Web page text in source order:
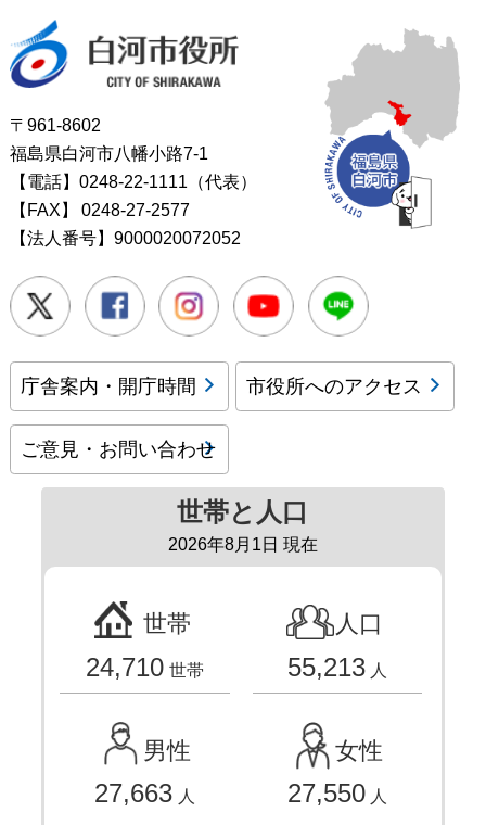
〒961-8602
福島県白河市八幡小路7-1
【電話】0248-22-1111（代表）
【FAX】
0248-27-2577
【法人番号】9000020072052
Twitter FacebookInstagramYoutube
庁舎案内・開庁時間 市役所へのアクセス
ご意見・お問い合わせ
世帯と人口
2026年8月1日 現在
世帯
24,710 世帯
人口
55,213 人
男性
27,663 人
女性
27,550 人